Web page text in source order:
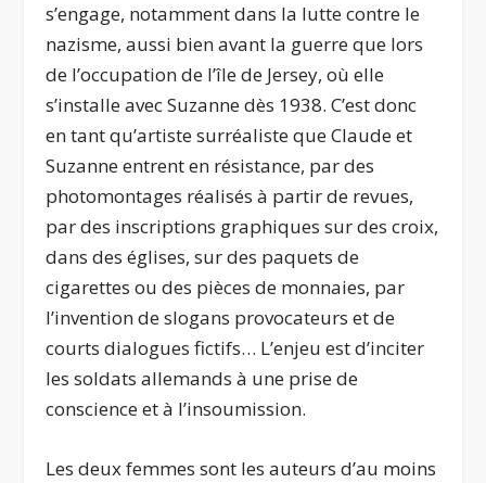
s’engage, notamment dans la lutte contre le
nazisme, aussi bien avant la guerre que lors
de l’occupation de l’île de Jersey, où elle
s’installe avec Suzanne dès 1938. C’est donc
en tant qu’artiste surréaliste que Claude et
Suzanne entrent en résistance, par des
photomontages réalisés à partir de revues,
par des inscriptions graphiques sur des croix,
dans des églises, sur des paquets de
cigarettes ou des pièces de monnaies, par
l’invention de slogans provocateurs et de
courts dialogues fictifs… L’enjeu est d’inciter
les soldats allemands à une prise de
conscience et à l’insoumission.
Les deux femmes sont les auteurs d’au moins